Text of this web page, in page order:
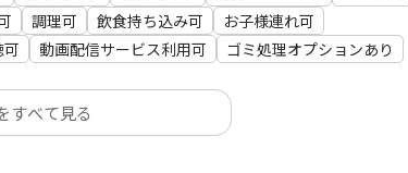
調理可 飲食持ち込み可
お子様連れ可
動画配信サービス利用可 ゴミ処理オプションあり
すべて見る